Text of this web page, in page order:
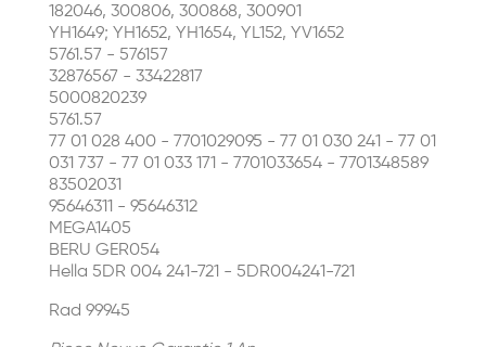
182046, 300806, 300868, 300901
YH1649; YH1652, YH1654, YL152, YV1652
5761.57 - 576157
32876567 - 33422817
5000820239
5761.57
77 01 028 400 - 7701029095 - 77 01 030 241 - 77 01
031 737 - 77 01 033 171 - 7701033654 - 7701348589
83502031
95646311 - 95646312
MEGA1405
BERU GER054
Hella 5DR 004 241-721 - 5DR004241-721
Rad 99945